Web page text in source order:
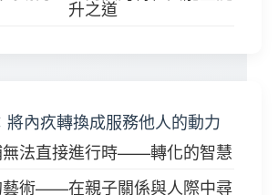
升之道
將內疚轉換成服務他人的動力
無法直接進行時——轉化的智慧
藝術——在親子關係與人際中尋